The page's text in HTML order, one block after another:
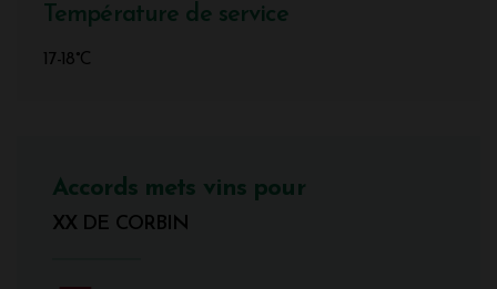
Température de service
17-18°C
Accords mets vins pour
XX DE CORBIN